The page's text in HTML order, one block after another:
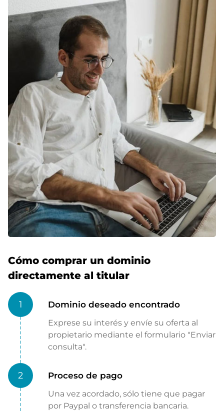
Cómo comprar un dominio
directamente al titular
1 Dominio deseado encontrado
Exprese su interés y envíe su oferta al
propietario mediante el formulario "Enviar
consulta".
2 Proceso de pago
Una vez acordado, sólo tiene que pagar
por Paypal o transferencia bancaria.